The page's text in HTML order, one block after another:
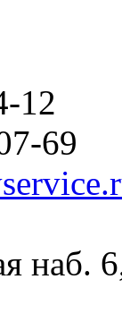
12
69
наб.